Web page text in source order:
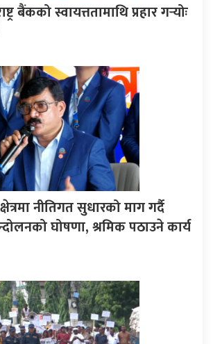
बैंकको स्वायत्ततामाथि प्रहार गर्‍योः
नीतिगत सुधारको माग गर्दै
घोषणा, श्रमिक पठाउने कार्य